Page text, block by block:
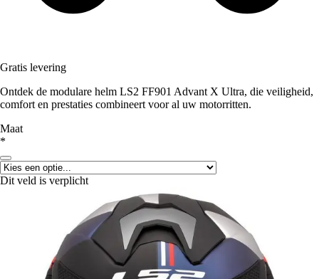
Gratis levering
Ontdek de modulare helm LS2 FF901 Advant X Ultra, die veiligheid,
comfort en prestaties combineert voor al uw motorritten.
Maat
*
Dit veld is verplicht